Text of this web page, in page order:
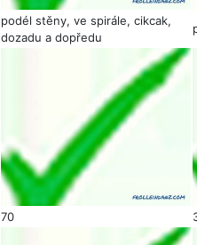
podél stěny, ve spirále, cikcak,
dozadu a dopředu
70